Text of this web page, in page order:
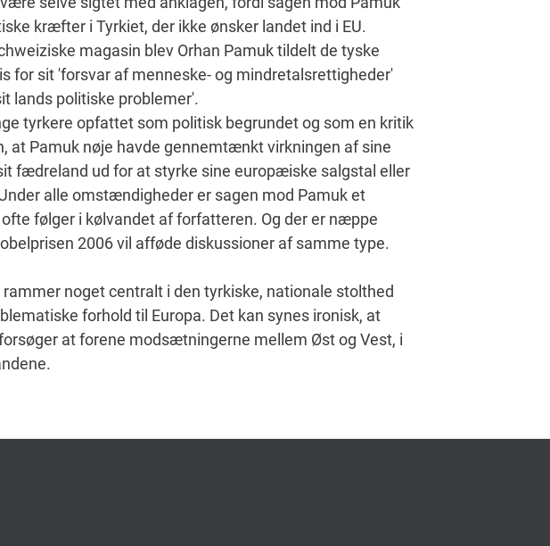
kræfter i Tyrkiet, der ikke ønsker landet ind i EU.
magasin blev Orhan Pamuk tildelt de tyske
for sit 'forsvar af menneske- og mindretalsrettigheder'
lands politiske problemer'.
tyrkere opfattet som politisk begrundet og som en kritik
at Pamuk nøje havde gennemtænkt virkningen af sine
fædreland ud for at styrke sine europæiske salgstal eller
alle omstændigheder er sagen mod Pamuk et
følger i kølvandet af forfatteren. Og der er næppe
2006 vil afføde diskussioner af samme type.
noget centralt i den tyrkiske, nationale stolthed
forhold til Europa. Det kan synes ironisk, at
at forene modsætningerne mellem Øst og Vest, i